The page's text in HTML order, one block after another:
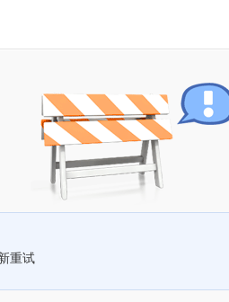
重试